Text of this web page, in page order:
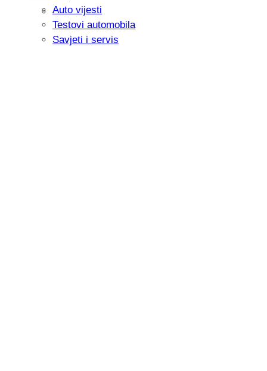
Savjetujemo: Što učiniti kada vaš
Auto vijesti
Testovi automobila
Savjeti i servis